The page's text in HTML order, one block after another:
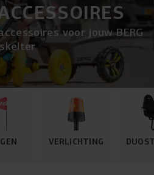
voor jouw BERG
skelter
VERLICHTING